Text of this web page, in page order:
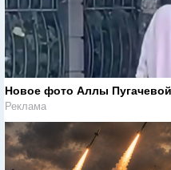
Новое фото Аллы
Реклама